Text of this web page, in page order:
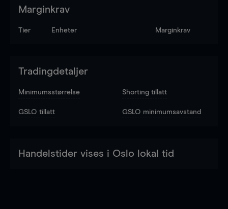
Marginkrav
Tier Enheter Marginkrav
Tradingdetaljer
Minimumsstørrelse Shorting tillatt
GSLO tillatt GSLO minimumsavstand
Handelstider vises i Oslo lokal tid